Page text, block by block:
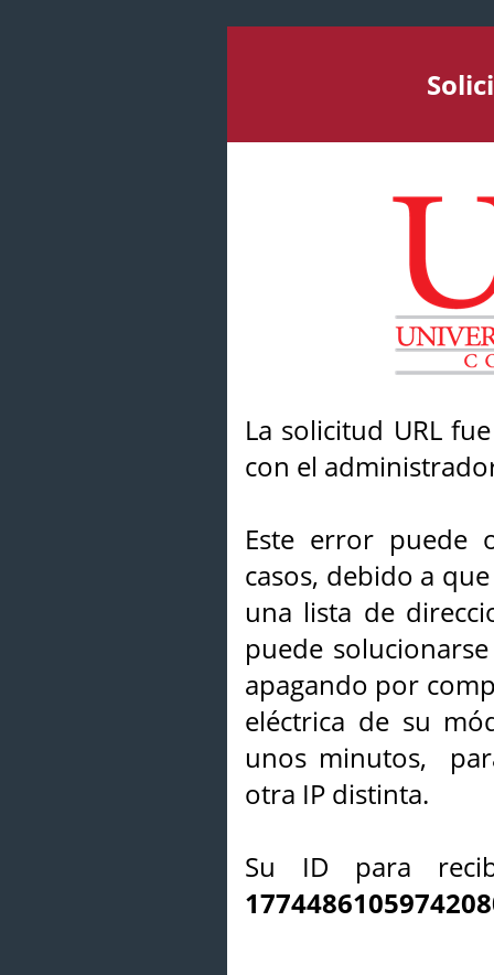
La solicitud URL
con el
Este error puede
casos, debido a
una lista de
puede
apagando por
eléctrica de su
unos minutos,
otra IP distinta.
Su ID para